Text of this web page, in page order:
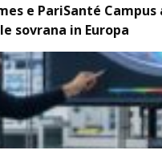
e PariSanté
sovrana in Europa